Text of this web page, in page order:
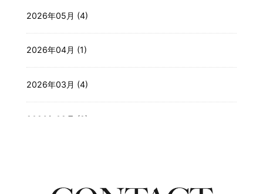
2026年05月 (4)
2026年04月 (1)
2026年03月 (4)
2026年02月 (2)
2025年11月 (4)